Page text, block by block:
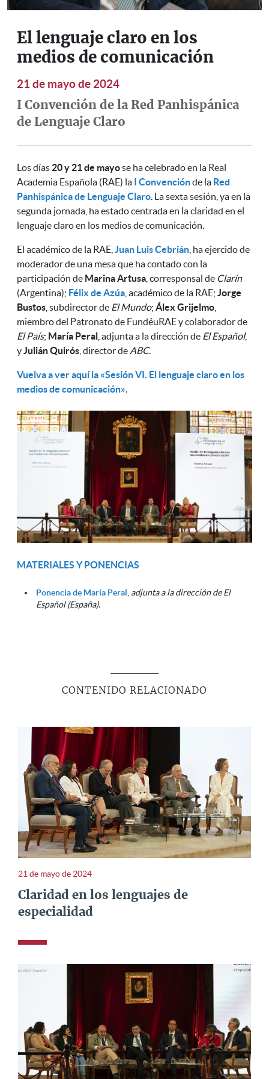
El lenguaje claro en los
medios de comunicación
21 de mayo de 2024
I Convención de la Red Panhispánica
de Lenguaje Claro
Los días 20 y 21 de mayose ha celebrado en la Real
Academia Española (RAE) la I Convenciónde la Red
Panhispánica de Lenguaje Claro. La sexta sesión, ya en la
segunda jornada, ha estado centrada en la claridad en el
lenguaje claro en los medios de comunicación.
El académico de la RAE, Juan Luis Cebrián , ha ejercido de
moderador de una mesa que ha contado con la
participación de Marina Artusa , corresponsal de Clarín
(Argentina); Félix de Azúa , académico de la RAE; Jorge
Bustos , subdirector de El Mundo; Álex Grijelmo
miembro del Patronato de FundéuRAE y colaborador de
El País; María Peral , adjunta a la dirección de El Español,
yJulián Quirós , director de ABC.
Vuelva a ver aquí la «Sesión VI. El lenguaje claro en los
medios de comunicación».
MATERIALES Y PONENCIAS
Ponencia de María Peral, adjunta a la dirección de El
Español (España).
CONTENIDO RELACIONADO
21 de mayo de 2024
Claridad en los lenguajes de
especialidad